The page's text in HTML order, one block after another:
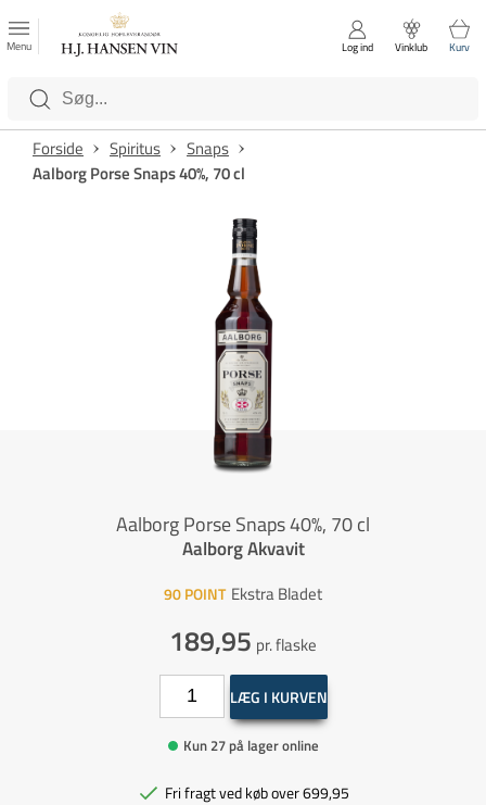
Luk
Kategorier
Menu Log ind Vinklub Kurv
Forside Spiritus
Snaps
Aalborg Porse Snaps 40%, 70 cl
Aalborg Porse Snaps 40%, 70 cl
Aalborg Akvavit
90POINT Ekstra Bladet
189,95 pr. flaske
LÆG I KURVEN
Kun 27 på lager online
Fri fragt ved køb over 699,95